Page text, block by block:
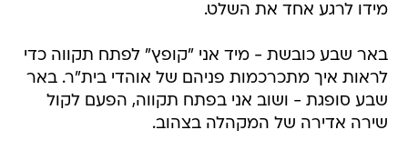
מידו לרגע אחד את השלט.
באר שבע כובשת - מיד אני "קופץ" לפתח תקווה כדי
לראות איך מתכרכמות פניהם של אוהדי בית"ר. באר
שבע סופגת - ושוב אני בפתח תקווה, הפעם לקול
שירה אדירה של המקהלה בצהוב.